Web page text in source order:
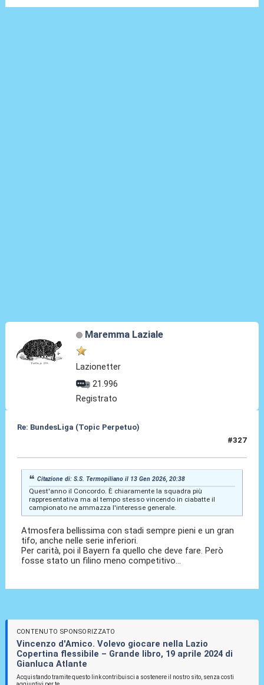
Maremma Laziale
Lazionetter
21.996
Registrato
Re: BundesLiga (Topic Perpetuo)
#327
Citazione di: S.S. Termopiliano il 13 Gen 2026, 20:38
Quest'anno il Concordo. È chiaramente la squadra più
rappresentativa ma al tempo stesso vincendo in ciabatte il
campionato ne ammazza l'interesse generale.
Atmosfera bellissima con stadi sempre pieni e un gran
tifo, anche nelle serie inferiori.
Per carità, poi il Bayern fa quello che deve fare. Però
fosse stato un filino meno competitivo...
CONTENUTO SPONSORIZZATO
Vincenzo d'Amico. Volevo giocare nella Lazio
Copertina flessibile – Grande libro, 19 aprile 2024 di
Gianluca Atlante
Acquistando tramite questo link contribuisci a sostenere il nostro sito, senza costi